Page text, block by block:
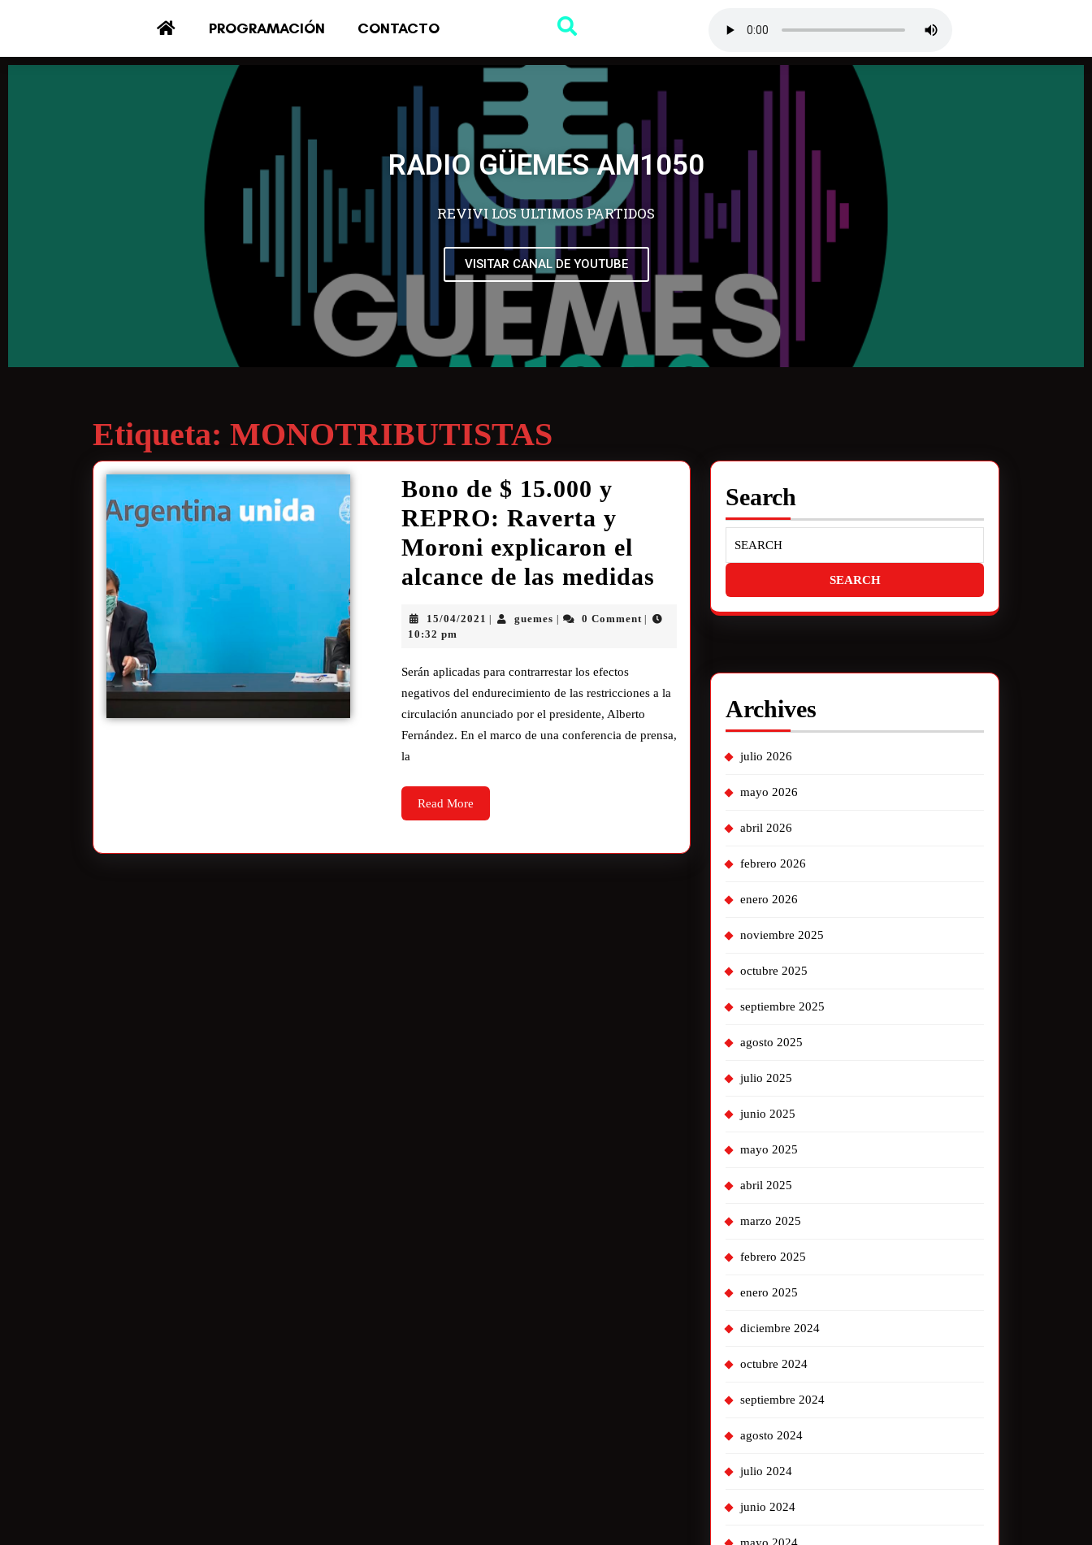
PROGRAMACIÓN CONTACTO
RADIO GÜEMES AM1050
REVIVI LOS ULTIMOS PARTIDOS
VISITAR CANAL DE YOUTUBE
Etiqueta: MONOTRIBUTISTAS
Bono de $ 15.000 y
REPRO: Raverta y
Moroni explicaron el
alcance de las medidas
15/04/2021 guemes 0 Comment
10:32 pm
Serán aplicadas para contrarrestar los efectos
negativos del endurecimiento de las restricciones a la
circulación anunciado por el presidente, Alberto
Fernández. En el marco de una conferencia de prensa,
la
Read More
Search
Archives
julio 2026
mayo 2026
abril 2026
febrero 2026
enero 2026
noviembre 2025
octubre 2025
septiembre 2025
agosto 2025
julio 2025
junio 2025
mayo 2025
abril 2025
marzo 2025
febrero 2025
enero 2025
diciembre 2024
octubre 2024
septiembre 2024
agosto 2024
julio 2024
junio 2024